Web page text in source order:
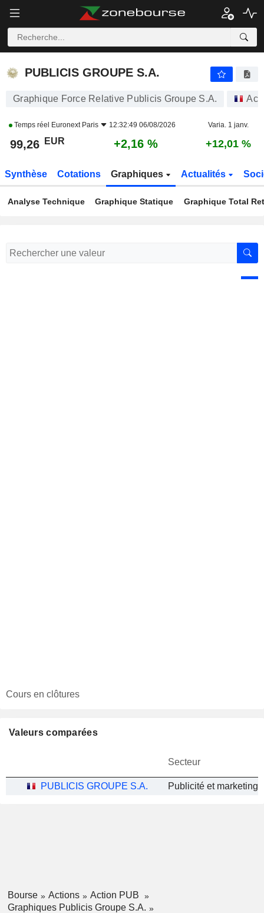
PUBLICIS GROUPE S.A.
PUBLICIS GROUPE S.A.
Graphique Force Relative Publicis Groupe S.A.
Temps réel Euronext Paris 12:32:49 06/08/2026 Varia. 1 janv.
99,26 EUR +2,16 % +12,01 %
Synthèse Cotations Graphiques Actualités
Analyse Technique Graphique Statique Graphique Total
Cours en clôtures
Valeurs comparées
Secteur
PUBLICIS GROUPE S.A. Publicité et marketing
Bourse Actions
Action PUB
Graphiques Publicis Groupe S.A.